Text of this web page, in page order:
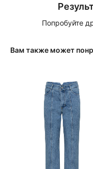
Попробуйте
Вам также может